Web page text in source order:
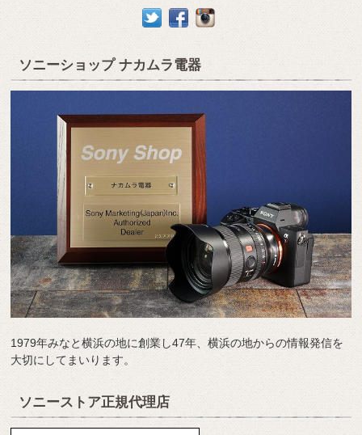
ソニーショップ ナカムラ電器
1979年みなと横浜の地に創業し47年、横浜の地からの情報発信を
大切にしてまいります。
ソニーストア正規代理店